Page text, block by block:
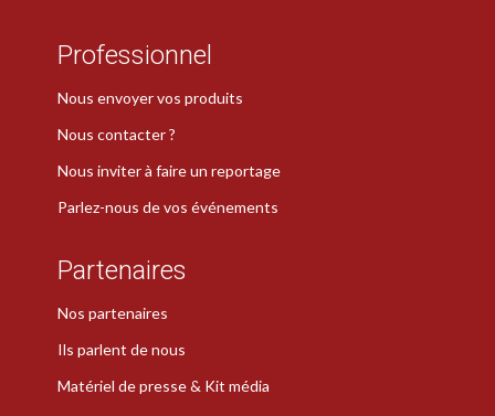
Professionnel
Nous envoyer vos produits
Nous contacter ?
Nous inviter à faire un reportage
Parlez-nous de vos événements
Partenaires
Nos partenaires
Ils parlent de nous
Matériel de presse & Kit média